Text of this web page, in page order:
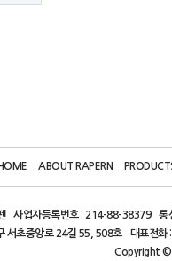
HOME ABOUT RAPERN
사업자등록번호 : 214-88-38379 통
서초중앙로 24길 55, 508호
대표전
Copyright ©